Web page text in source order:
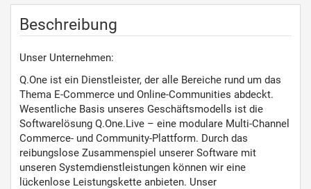
Beschreibung
Unser Unternehmen:
Q.One ist ein Dienstleister, der alle Bereiche rund um das
Thema E-Commerce und Online-Communities abdeckt.
Wesentliche Basis unseres Geschäftsmodells ist die
Softwarelösung Q.One.Live – eine modulare Multi-Channel
Commerce- und Community-Plattform. Durch das
reibungslose Zusammenspiel unserer Software mit
unseren Systemdienstleistungen können wir eine
lückenlose Leistungskette anbieten. Unser